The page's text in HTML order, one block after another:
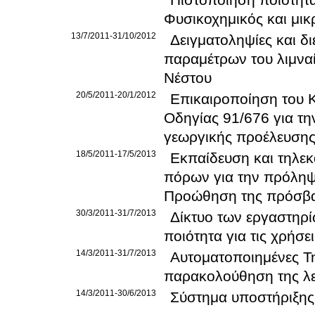
Φυσικοχημικός και
13/7/2011-31/10/2012
Δειγματοληψίες και
παραμέτρων του
Νέστου
20/5/2011-20/1/2012
Επικαιροποίηση του
Οδηγίας 91/676 για
γεωργικής προέλευσης
18/5/2011-17/5/2013
Εκπαίδευση και
πόρων για την
Προώθηση της
30/3/2011-31/7/2013
Δίκτυο των
ποιότητα για τις
14/3/2011-31/7/2013
Αυτοματοποιημένες
παρακολούθηση της
14/3/2011-30/6/2013
Σύστημα